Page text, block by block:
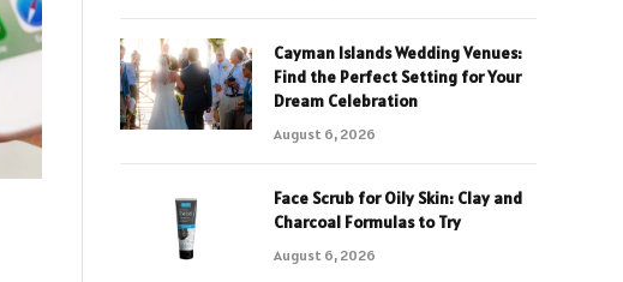
Cayman Islands Wedding Venues:
Find the Perfect Setting for Your
Dream Celebration
August 6, 2026
Face Scrub for Oily Skin: Clay and
Charcoal Formulas to Try
August 6, 2026